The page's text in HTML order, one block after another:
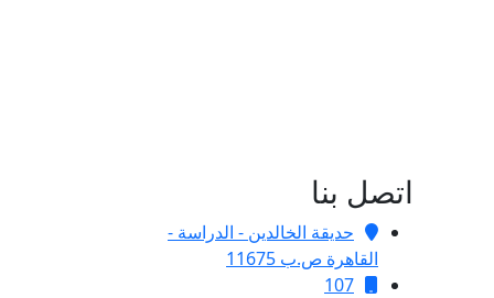
اتصل بنا
حديقة الخالدين - الدراسة -
القاهرة ص.ب 11675
107